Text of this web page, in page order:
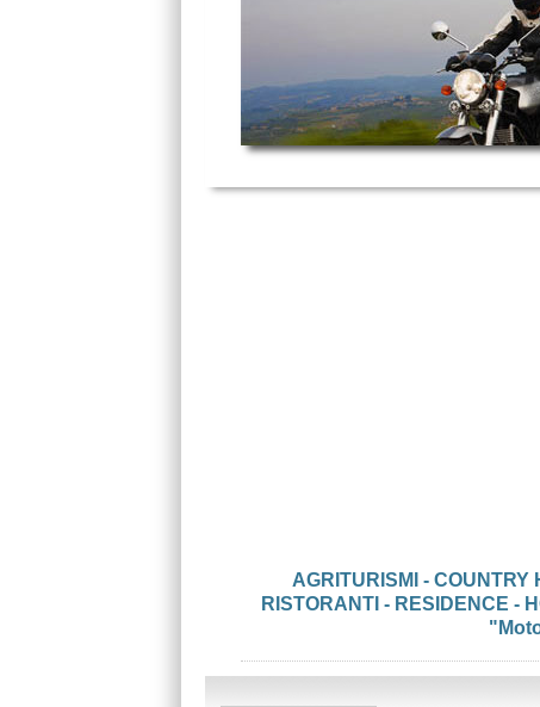
AGRITURISMI -
RISTORANTI - RESIDENCE -